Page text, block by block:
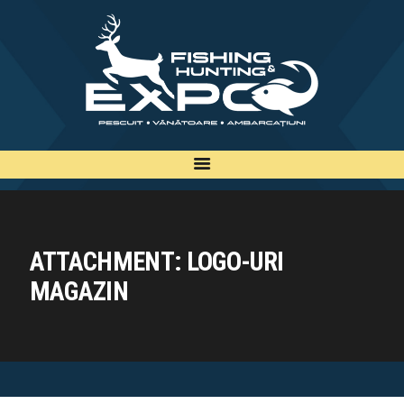
ATTACHMENT: LOGO-URI
MAGAZIN
INFO
EXPOZANTI
EDITII
CONTACT